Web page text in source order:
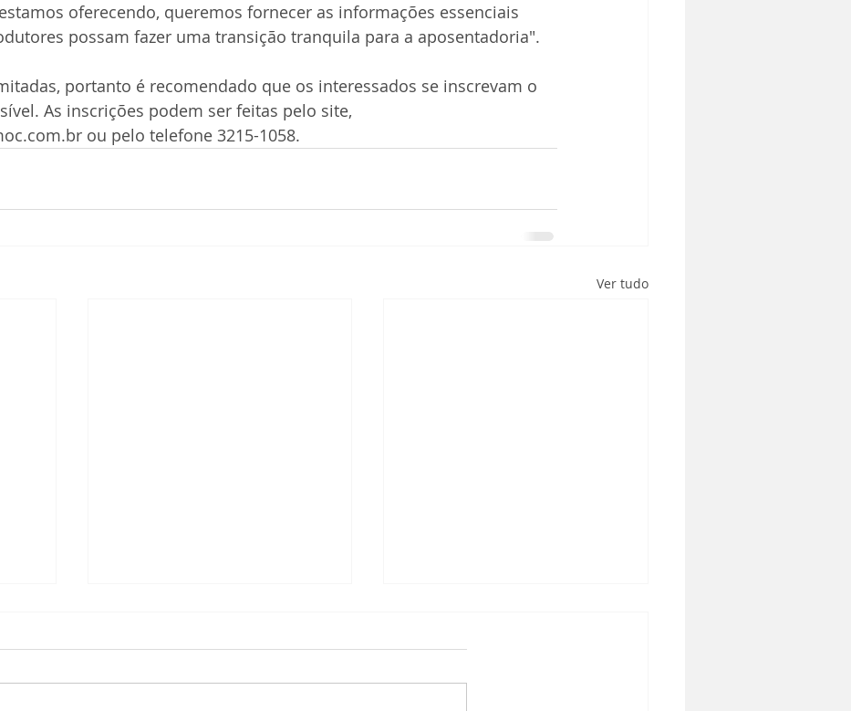
oferecendo, queremos fornecer as informações essenciais
possam fazer uma transição tranquila para a aposentadoria".
portanto é recomendado que os interessados se inscrevam o
As inscrições podem ser feitas pelo site,
ou pelo telefone 3215-1058.
Ver tudo